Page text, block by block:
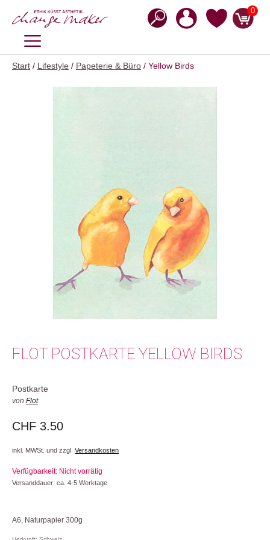
Inhalt
0
MENÜ
Start / Lifestyle / Papeterie & Büro / Yellow Birds
FLOT POSTKARTE YELLOW BIRDS
Postkarte
von Flot
CHF 3.50
inkl. MWSt. und zzgl. Versandkosten
Verfügbarkeit: Nicht vorrätig
Versanddauer: ca. 4-5 Werktage
A6, Naturpapier 300g